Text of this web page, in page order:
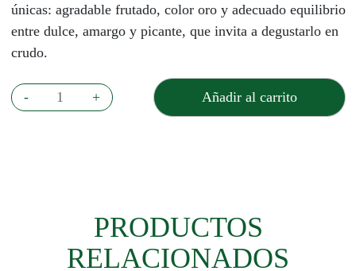
únicas: agradable frutado, color oro y adecuado equilibrio
entre dulce, amargo y picante, que invita a degustarlo en
crudo.
-
Aceite
Casa
+ Añadir al carrito
PRODUCTOS
RELACIONADOS